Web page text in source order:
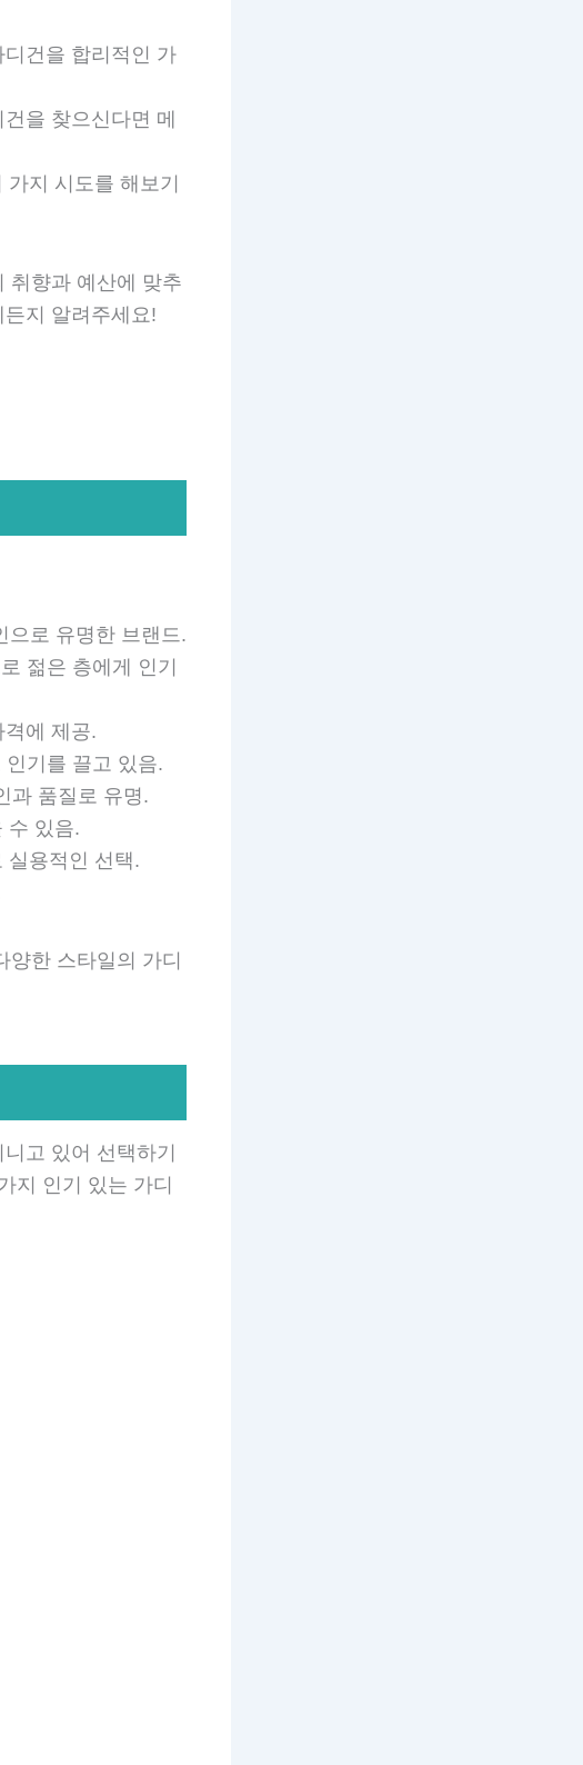
건을 합리적인 가
을 찾으신다면 메
지 시도를 해보기
취향과 예산에 맞추
지 알려주세요!
으로 유명한 브랜드.
젊은 층에게 인기
에 제공.
기를 끌고 있음.
과 품질로 유명.
수 있음.
실용적인 선택.
양한 스타일의 가디
고 있어 선택하기
지 인기 있는 가디